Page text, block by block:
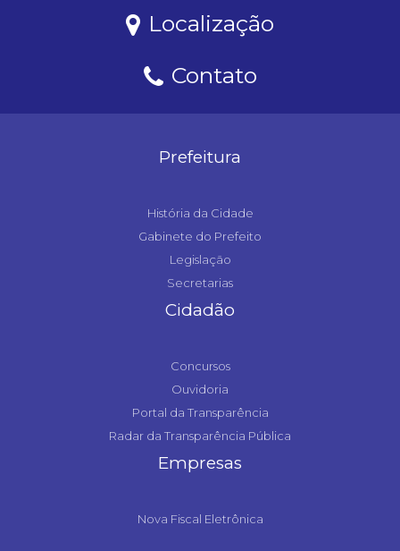
Localização
Contato
Prefeitura
História da Cidade
Gabinete do Prefeito
Legislação
Secretarias
Cidadão
Concursos
Ouvidoria
Portal da Transparência
Radar da Transparência Pública
Empresas
Nova Fiscal Eletrônica